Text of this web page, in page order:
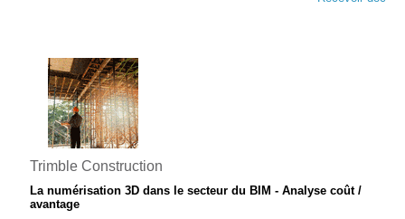
Trimble Construction
La numérisation 3D dans le secteur du BIM - Analyse coût /
avantage